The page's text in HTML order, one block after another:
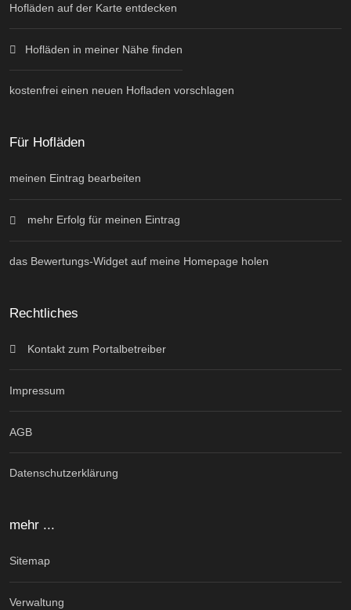
Hofläden auf der Karte entdecken
Hofläden in meiner Nähe finden
kostenfrei einen neuen Hofladen vorschlagen
Für Hofläden
meinen Eintrag bearbeiten
mehr Erfolg für meinen Eintrag
das Bewertungs-Widget auf meine Homepage holen
Rechtliches
Kontakt zum Portalbetreiber
Impressum
AGB
Datenschutzerklärung
mehr ...
Sitemap
Verwaltung